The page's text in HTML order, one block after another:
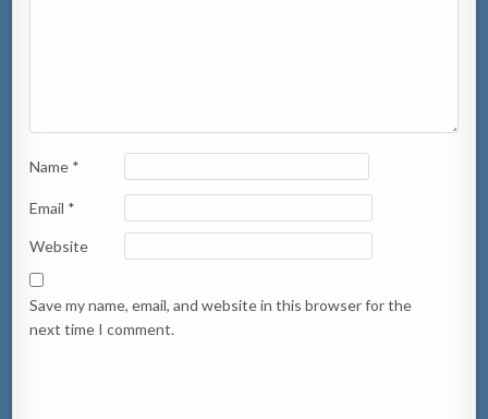
Name *
Email *
Website
Save my name, email, and website in this browser for the
next time I comment.